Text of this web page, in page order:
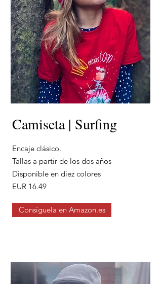
Camiseta | Surfing
Encaje clásico.
Tallas a partir de los dos años
Disponible en diez colores
EUR 16.49
Consíguela en Amazon.es